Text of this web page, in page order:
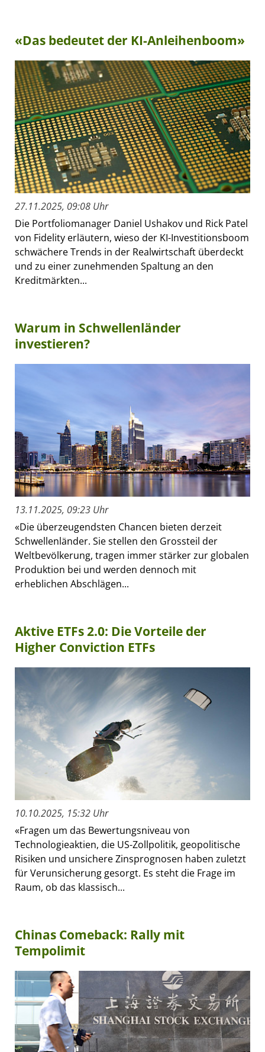
«Das bedeutet der KI-Anleihenboom»
27.11.2025, 09:08 Uhr
Die Portfoliomanager Daniel Ushakov und Rick Patel
von Fidelity erläutern, wieso der KI-Investitionsboom
schwächere Trends in der Realwirtschaft überdeckt
und zu einer zunehmenden Spaltung an den
Kreditmärkten...
Warum in Schwellenländer
investieren?
13.11.2025, 09:23 Uhr
«Die überzeugendsten Chancen bieten derzeit
Schwellenländer. Sie stellen den Grossteil der
Weltbevölkerung, tragen immer stärker zur globalen
Produktion bei und werden dennoch mit
erheblichen Abschlägen...
Aktive ETFs 2.0: Die Vorteile der
Higher Conviction ETFs
10.10.2025, 15:32 Uhr
«Fragen um das Bewertungsniveau von
Technologieaktien, die US-Zollpolitik, geopolitische
Risiken und unsichere Zinsprognosen haben zuletzt
für Verunsicherung gesorgt. Es steht die Frage im
Raum, ob das klassisch...
Chinas Comeback: Rally mit
Tempolimit